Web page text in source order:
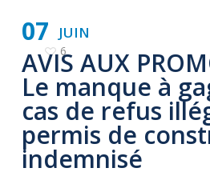
JUIN
07
6
AVIS AUX
Le manque à
cas de refus
permis de
indemnisé